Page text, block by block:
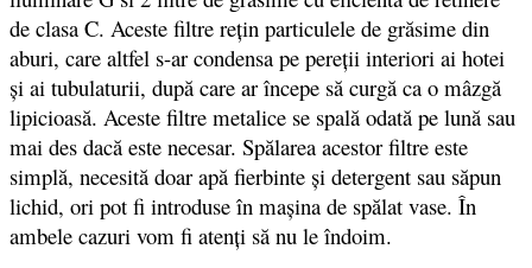
de clasa C. Aceste filtre reţin particulele de grăsime din
aburi, care altfel s-ar condensa pe pereţii interiori ai hotei
şi ai tubulaturii, după care ar începe să curgă ca o mâzgă
lipicioasă. Aceste filtre metalice se spală odată pe lună sau
mai des dacă este necesar. Spălarea acestor filtre este
simplă, necesită doar apă fierbinte şi detergent sau săpun
lichid, ori pot fi introduse în maşina de spălat vase. În
ambele cazuri vom fi atenţi să nu le îndoim.